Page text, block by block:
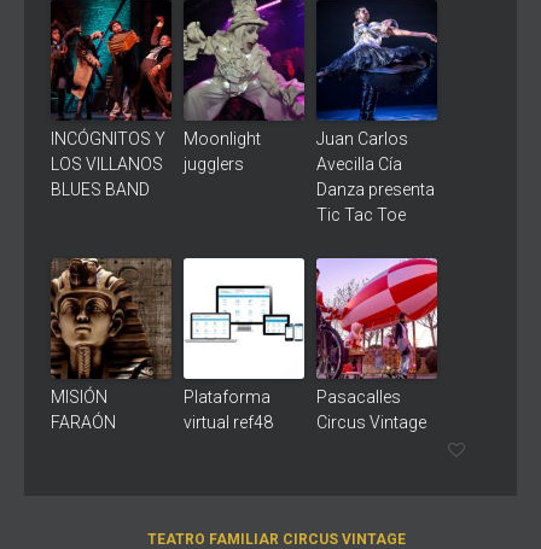
INCÓGNITOS Y
LOS VILLANOS
BLUES BAND
Moonlight
jugglers
Juan Carlos
Avecilla Cía
Danza presenta
Tic Tac Toe
MISIÓN
FARAÓN
Plataforma
virtual ref48
Pasacalles
Circus Vintage
TEATRO FAMILIAR CIRCUS VINTAGE